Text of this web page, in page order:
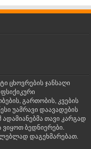
ცხოვრების ჯანსაღი
გართობის, კვების
უამრავი დაავადების
ადამიანებმა თავი კარგად
ბედნიერები.
დაგეხმარებათ.